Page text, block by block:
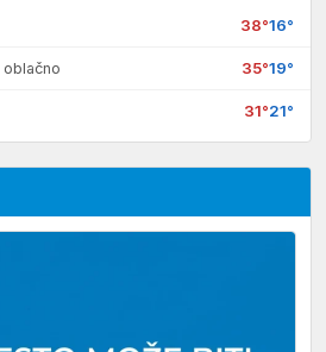
38°16°
35°19°
31°21°